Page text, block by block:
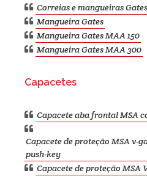
Correias e mangueiras Gates
Mangueira Gates
Mangueira Gates MAA 150
Mangueira Gates MAA 300
Capacetes
Capacete aba frontal MSA
Capacete de proteção MSA v-
push-key
Capacete de proteção MSA